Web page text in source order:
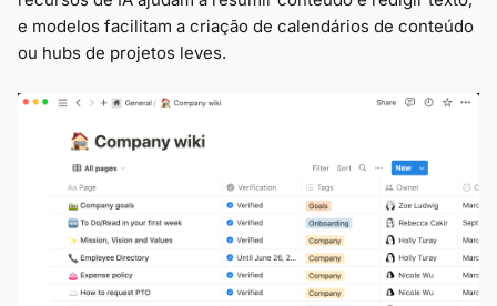
e modelos facilitam a criação de calendários de conteúdo
ou hubs de projetos leves.